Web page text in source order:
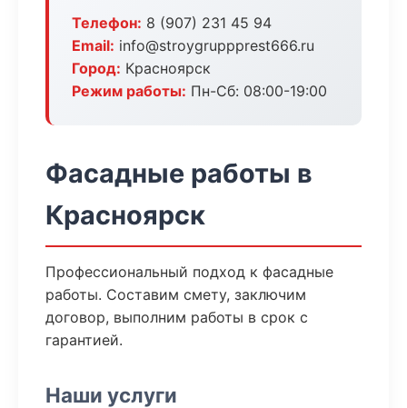
Телефон: 8 (907) 231 45 94
Email: info@stroygruppprest666.ru
Город: Красноярск
Режим работы: Пн-Сб: 08:00-19:00
Фасадные работы в
Красноярск
Профессиональный подход к фасадные
работы. Составим смету, заключим
договор, выполним работы в срок с
гарантией.
Наши услуги